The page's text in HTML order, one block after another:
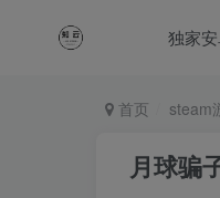
独家
首页 steam
月球骗